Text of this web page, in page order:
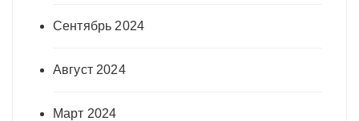
Сентябрь 2024
Август 2024
Март 2024